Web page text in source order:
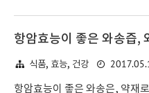
항암효능이 좋은 와송즙,
식품, 효능, 건강
항암효능이 좋은 와송은, 약재